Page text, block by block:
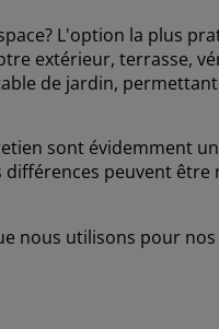
L'option la plus
extérieur, terrasse,
de jardin,
sont évidemment
peuvent
utilisons pour nos